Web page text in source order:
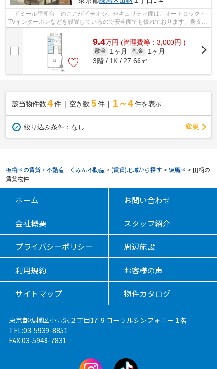
「ドミール平和台」のここがイチオシ。セキュリティ面は、オートロック・
TVインターホンなどを設置しているので安全面でも優れております。身支度
にもお使いいただける、洗面所が独立...
9.4万円 (管理費等：3,000円 )
敷金 1ヶ月 礼金
1ヶ月
3階 / 1K / 27.66㎡
該当物件数 4件 空き数 5 件 1～4 件を表示
絞り込み条件： なし 変更
板橋区の賃貸・不動産｜くみん不動産 > (賃貸)地域から探す > 練馬区 > 田柄の
賃貸物件
ホーム お問い合わせ
会社概要 スタッフ紹介
プライバシーポリシー 周辺施設
利用規約 お客様の声
サイトマップ 物件カタログ
東京都板橋区小豆沢２丁目17-9 コーラルシンフォニー 1階
TEL:03-5939-8851
FAX:03-5948-7831